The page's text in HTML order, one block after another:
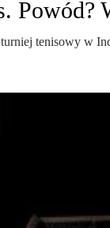
Powód?
tenisowy w